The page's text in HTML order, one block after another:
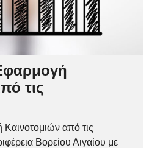
τις
από τις
Βορείου Αιγαίου με